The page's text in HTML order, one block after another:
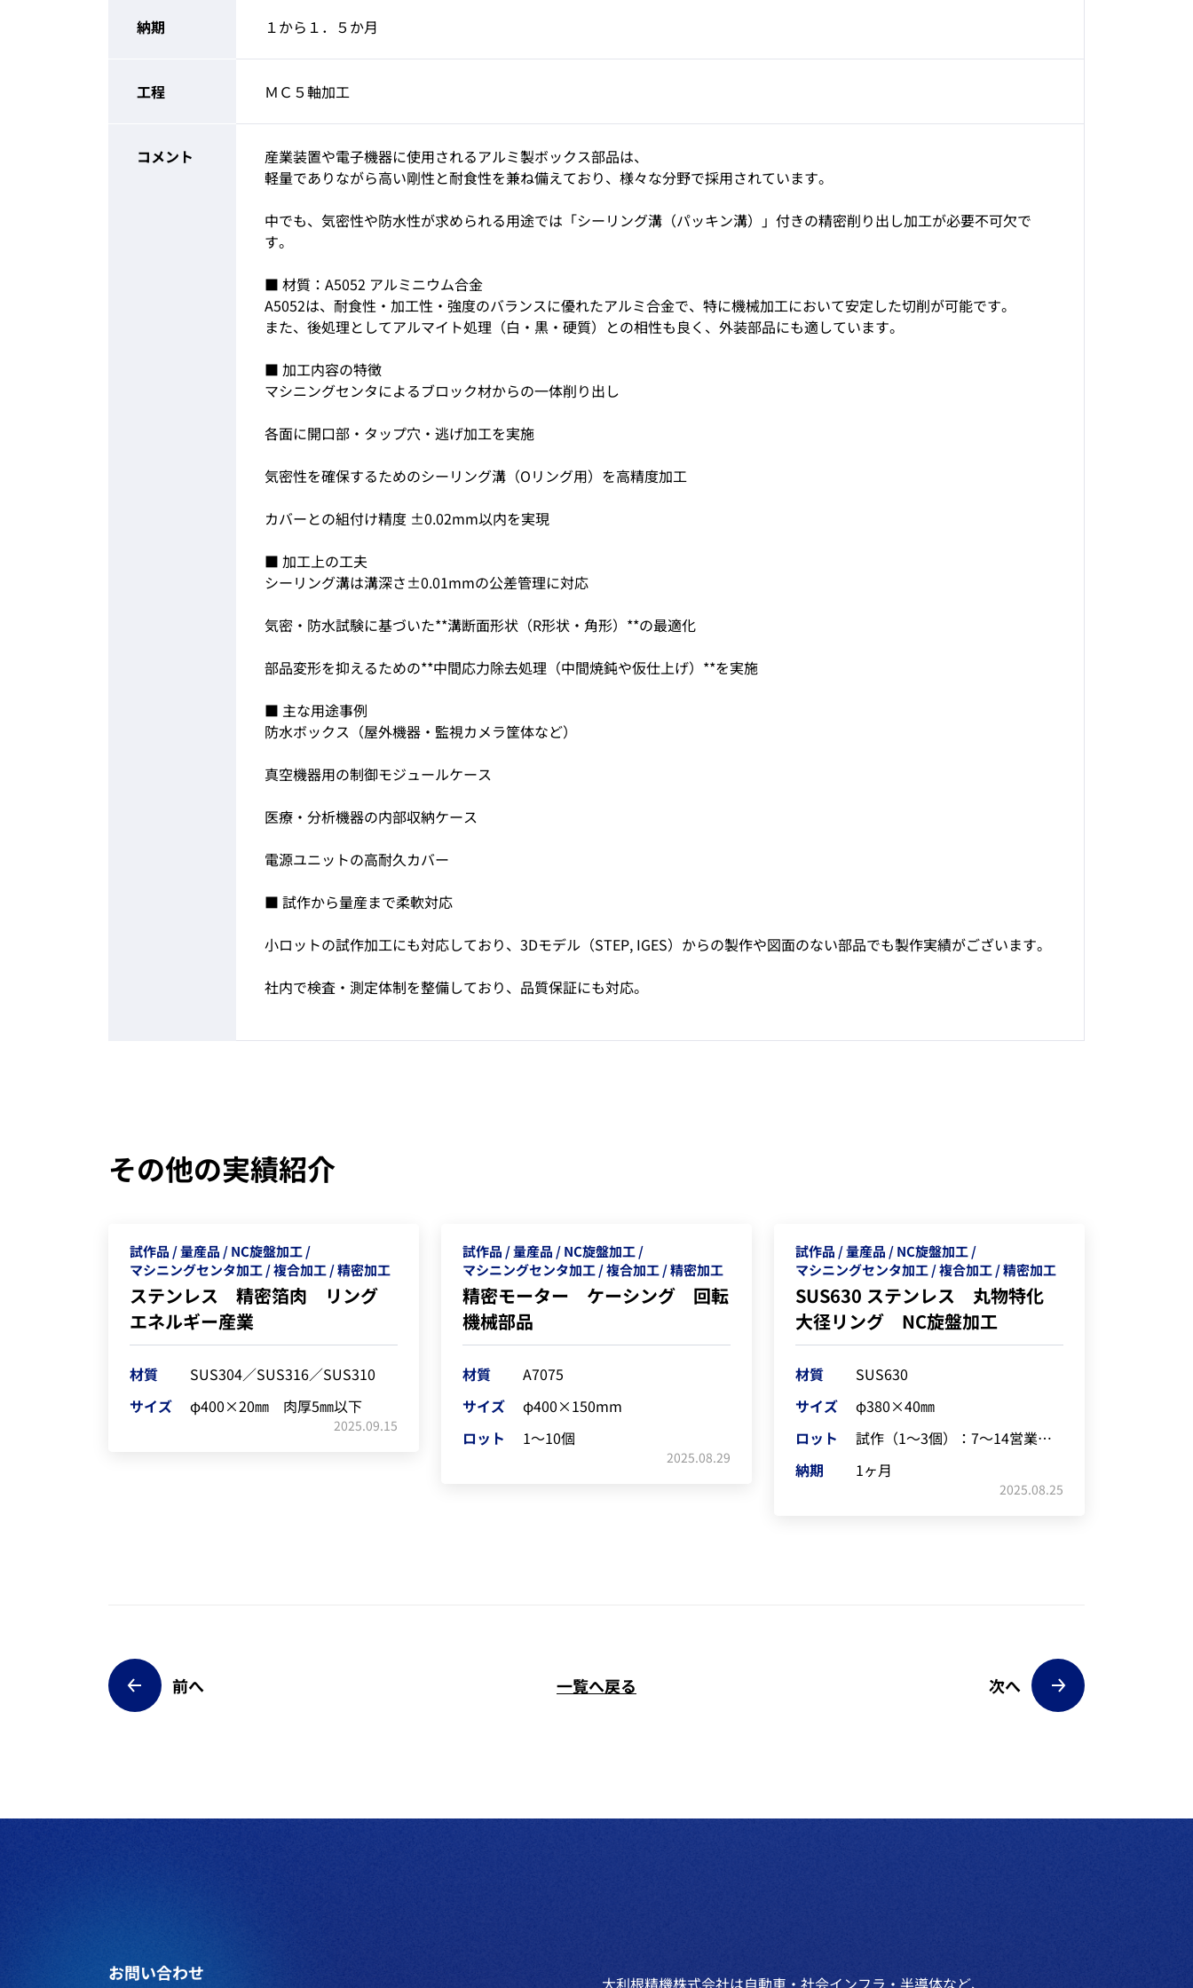
納期 １から１．５か月
工程 ＭＣ５軸加工
コメント
産業装置や電子機器に使用されるアルミ製ボックス部品は、
軽量でありながら高い剛性と耐食性を兼ね備えており、様々な分野で採用されています。
中でも、気密性や防水性が求められる用途では「シーリング溝（パッキン溝）」付きの精密削り出し加工が必要不可欠で
す。
■ 材質：A5052 アルミニウム合金
A5052は、耐食性・加工性・強度のバランスに優れたアルミ合金で、特に機械加工において安定した切削が可能です。
また、後処理としてアルマイト処理（白・黒・硬質）との相性も良く、外装部品にも適しています。
■ 加工内容の特徴
マシニングセンタによるブロック材からの一体削り出し
各面に開口部・タップ穴・逃げ加工を実施
気密性を確保するためのシーリング溝（Oリング用）を高精度加工
カバーとの組付け精度 ±0.02mm以内を実現
■ 加工上の工夫
シーリング溝は溝深さ±0.01mmの公差管理に対応
気密・防水試験に基づいた**溝断面形状（R形状・角形）**の最適化
部品変形を抑えるための**中間応力除去処理（中間焼鈍や仮仕上げ）**を実施
■ 主な用途事例
防水ボックス（屋外機器・監視カメラ筐体など）
真空機器用の制御モジュールケース
医療・分析機器の内部収納ケース
電源ユニットの高耐久カバー
■ 試作から量産まで柔軟対応
小ロットの試作加工にも対応しており、3Dモデル（STEP, IGES）からの製作や図面のない部品でも製作実績がございます。
社内で検査・測定体制を整備しており、品質保証にも対応。
その他の実績紹介
試作品 量産品
NC旋盤加工
マシニングセンタ加工 複合加工 精密加工
ステンレス 精密箔肉 リング
エネルギー産業
材質
SUS304／SUS316／SUS310
サイズ
φ400×20㎜ 肉厚5㎜以下
2025.09.15
試作品 量産品
NC旋盤加工
マシニングセンタ加工 複合加工 精密加工
精密モーター ケーシング 回転
機械部品
材質
A7075
サイズ
φ400×150mm
ロット
1～10個
2025.08.29
試作品 量産品
NC旋盤加工
マシニングセンタ加工 複合加工 精密加工
SUS630 ステンレス 丸物特化
大径リング NC旋盤加工
材質
SUS630
サイズ
φ380×40㎜
ロット
試作（1～3個）：7～14営業日/小ロット（5～20個）：2～4週間
納期
1ヶ月
2025.08.25
前へ 一覧へ戻る 次へ
お問い合わせ 大利根精機株式会社は自動車・社会インフラ・半導体など、